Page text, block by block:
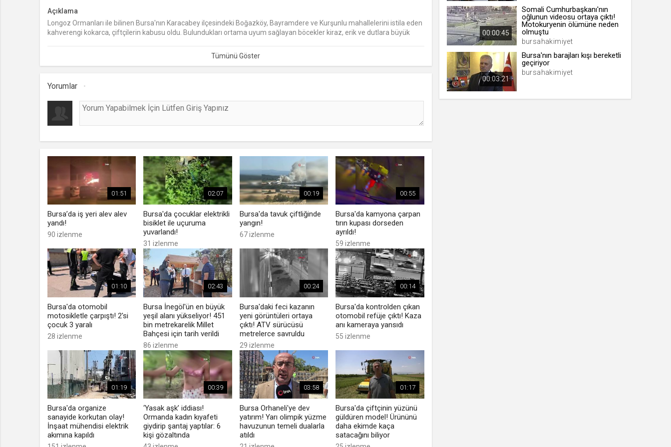
Açıklama
Longoz Ormanları ile bilinen Bursa'nın Karacabey ilçesindeki Boğazköy, Bayramdere ve Kurşunlu mahallelerini istila eden
kahverengi kokarca, çiftçilerin kabusu oldu. Bulundukları ortama uyum sağlayan böcekler kiraz, erik ve dutlara büyük
Yorumlar
01:51
Bursa’da iş yeri alev alev
yandı!
90 izlenme
02:07
Bursa'da çocuklar elektrikli
bisiklet ile uçuruma
yuvarlandı!
31 izlenme
00:19
Bursa'da tavuk çiftliğinde
yangın!
67 izlenme
00:55
Bursa'da kamyona çarpan
tırın kupası dorseden
ayrıldı!
59 izlenme
01:10
Bursa'da otomobil
motosikletle çarpıştı! 2'si
çocuk 3 yaralı
28 izlenme
02:43
Bursa İnegöl'ün en büyük
yeşil alanı yükseliyor! 451
bin metrekarelik Millet
Bahçesi için tarih verildi
86 izlenme
00:24
Bursa'daki feci kazanın
yeni görüntüleri ortaya
çıktı! ATV sürücüsü
metrelerce savruldu
29 izlenme
00:14
Bursa'da kontrolden çıkan
otomobil refüje çıktı! Kaza
anı kameraya yansıdı
55 izlenme
01:19
Bursa'da organize
sanayide korkutan olay!
İnşaat mühendisi elektrik
akımına kapıldı
00:39
‘Yasak aşk’ iddiası!
Ormanda kadın kıyafeti
giydirip şantaj yaptılar: 6
kişi gözaltında
03:58
Bursa Orhaneli'ye dev
yatırım! Yarı olimpik yüzme
havuzunun temeli dualarla
atıldı
01:17
Bursa'da çiftçinin yüzünü
güldüren model! Ürününü
daha ekimde kaça
satacağını biliyor
00:00:45
Somali Cumhurbaşkanı'nın
oğlunun videosu ortaya çıktı!
Motokuryenin ölümüne neden
olmuştu
bursahakimiyet
00:03:21
Bursa'nın barajları kışı bereketli
geçiriyor
bursahakimiyet